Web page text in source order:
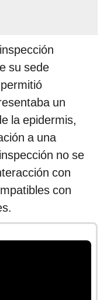
su sede
un
la epidermis,
a una
no se
con
con